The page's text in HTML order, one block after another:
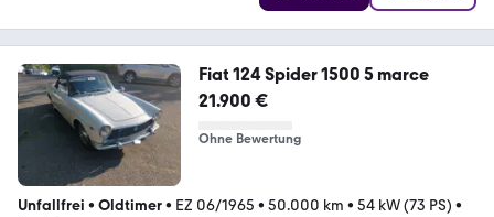
Fiat 124 Spider 1500 5 marce
21.900 €
Ohne Bewertung
Unfallfrei • Oldtimer• EZ 06/1965 • 50.000 km • 54 kW (73 PS) •